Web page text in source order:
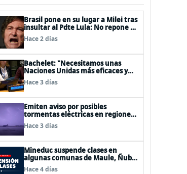
Brasil pone en su lugar a Milei tras
insultar al Pdte Lula: No repone al
embajador en BBSS y rebaja la
relación bilateral
Hace 2 días
Bachelet: "Necesitamos unas
Naciones Unidas más eficaces y
cercanas a las personas"
Hace 3 días
Emiten aviso por posibles
tormentas eléctricas en regiones
de Los Lagos y Aysén
Hace 3 días
Mineduc suspende clases en
algunas comunas de Maule, Ñuble
y La Araucanía para este lunes
Hace 4 días